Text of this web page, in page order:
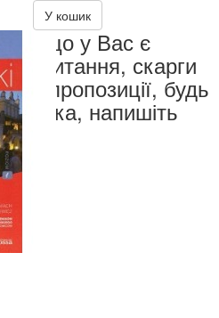
У кошик
Якщо у Вас є
запитання, скарги
чи пропозиції, будь
ласка, напишіть
нам